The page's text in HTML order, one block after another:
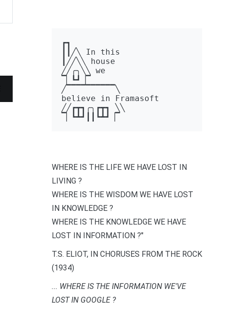
┏┓
┃┃╱╲ In this
┃╱╱╲╲ house
╱╱╭╮╲╲ we
▔▏┗┛▕▔
╱▔▔▔▔▔▔▔▔▔▔╲
believe in Framasoft
╱╱┏┳┓╭╮┏┳┓ ╲╲
▔▏┗┻┛┃┃┗┻┛▕▔
WHERE IS THE LIFE WE HAVE LOST IN
LIVING ?
WHERE IS THE WISDOM WE HAVE LOST
IN KNOWLEDGE ?
WHERE IS THE KNOWLEDGE WE HAVE
LOST IN INFORMATION ?"
T.S. ELIOT, IN CHORUSES FROM THE ROCK
(1934)
... WHERE IS THE INFORMATION WE'VE
LOST IN GOOGLE ?